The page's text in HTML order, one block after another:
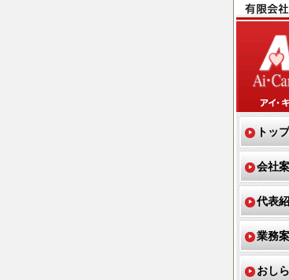
トッ
会社
代表
業務
おし